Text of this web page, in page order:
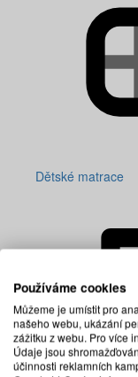
Dětské matrace
Používáme cookies
Můžeme je umístit pro
našeho webu, ukázání
zážitku z webu. Pro více
Údaje jsou
účinnosti reklamních